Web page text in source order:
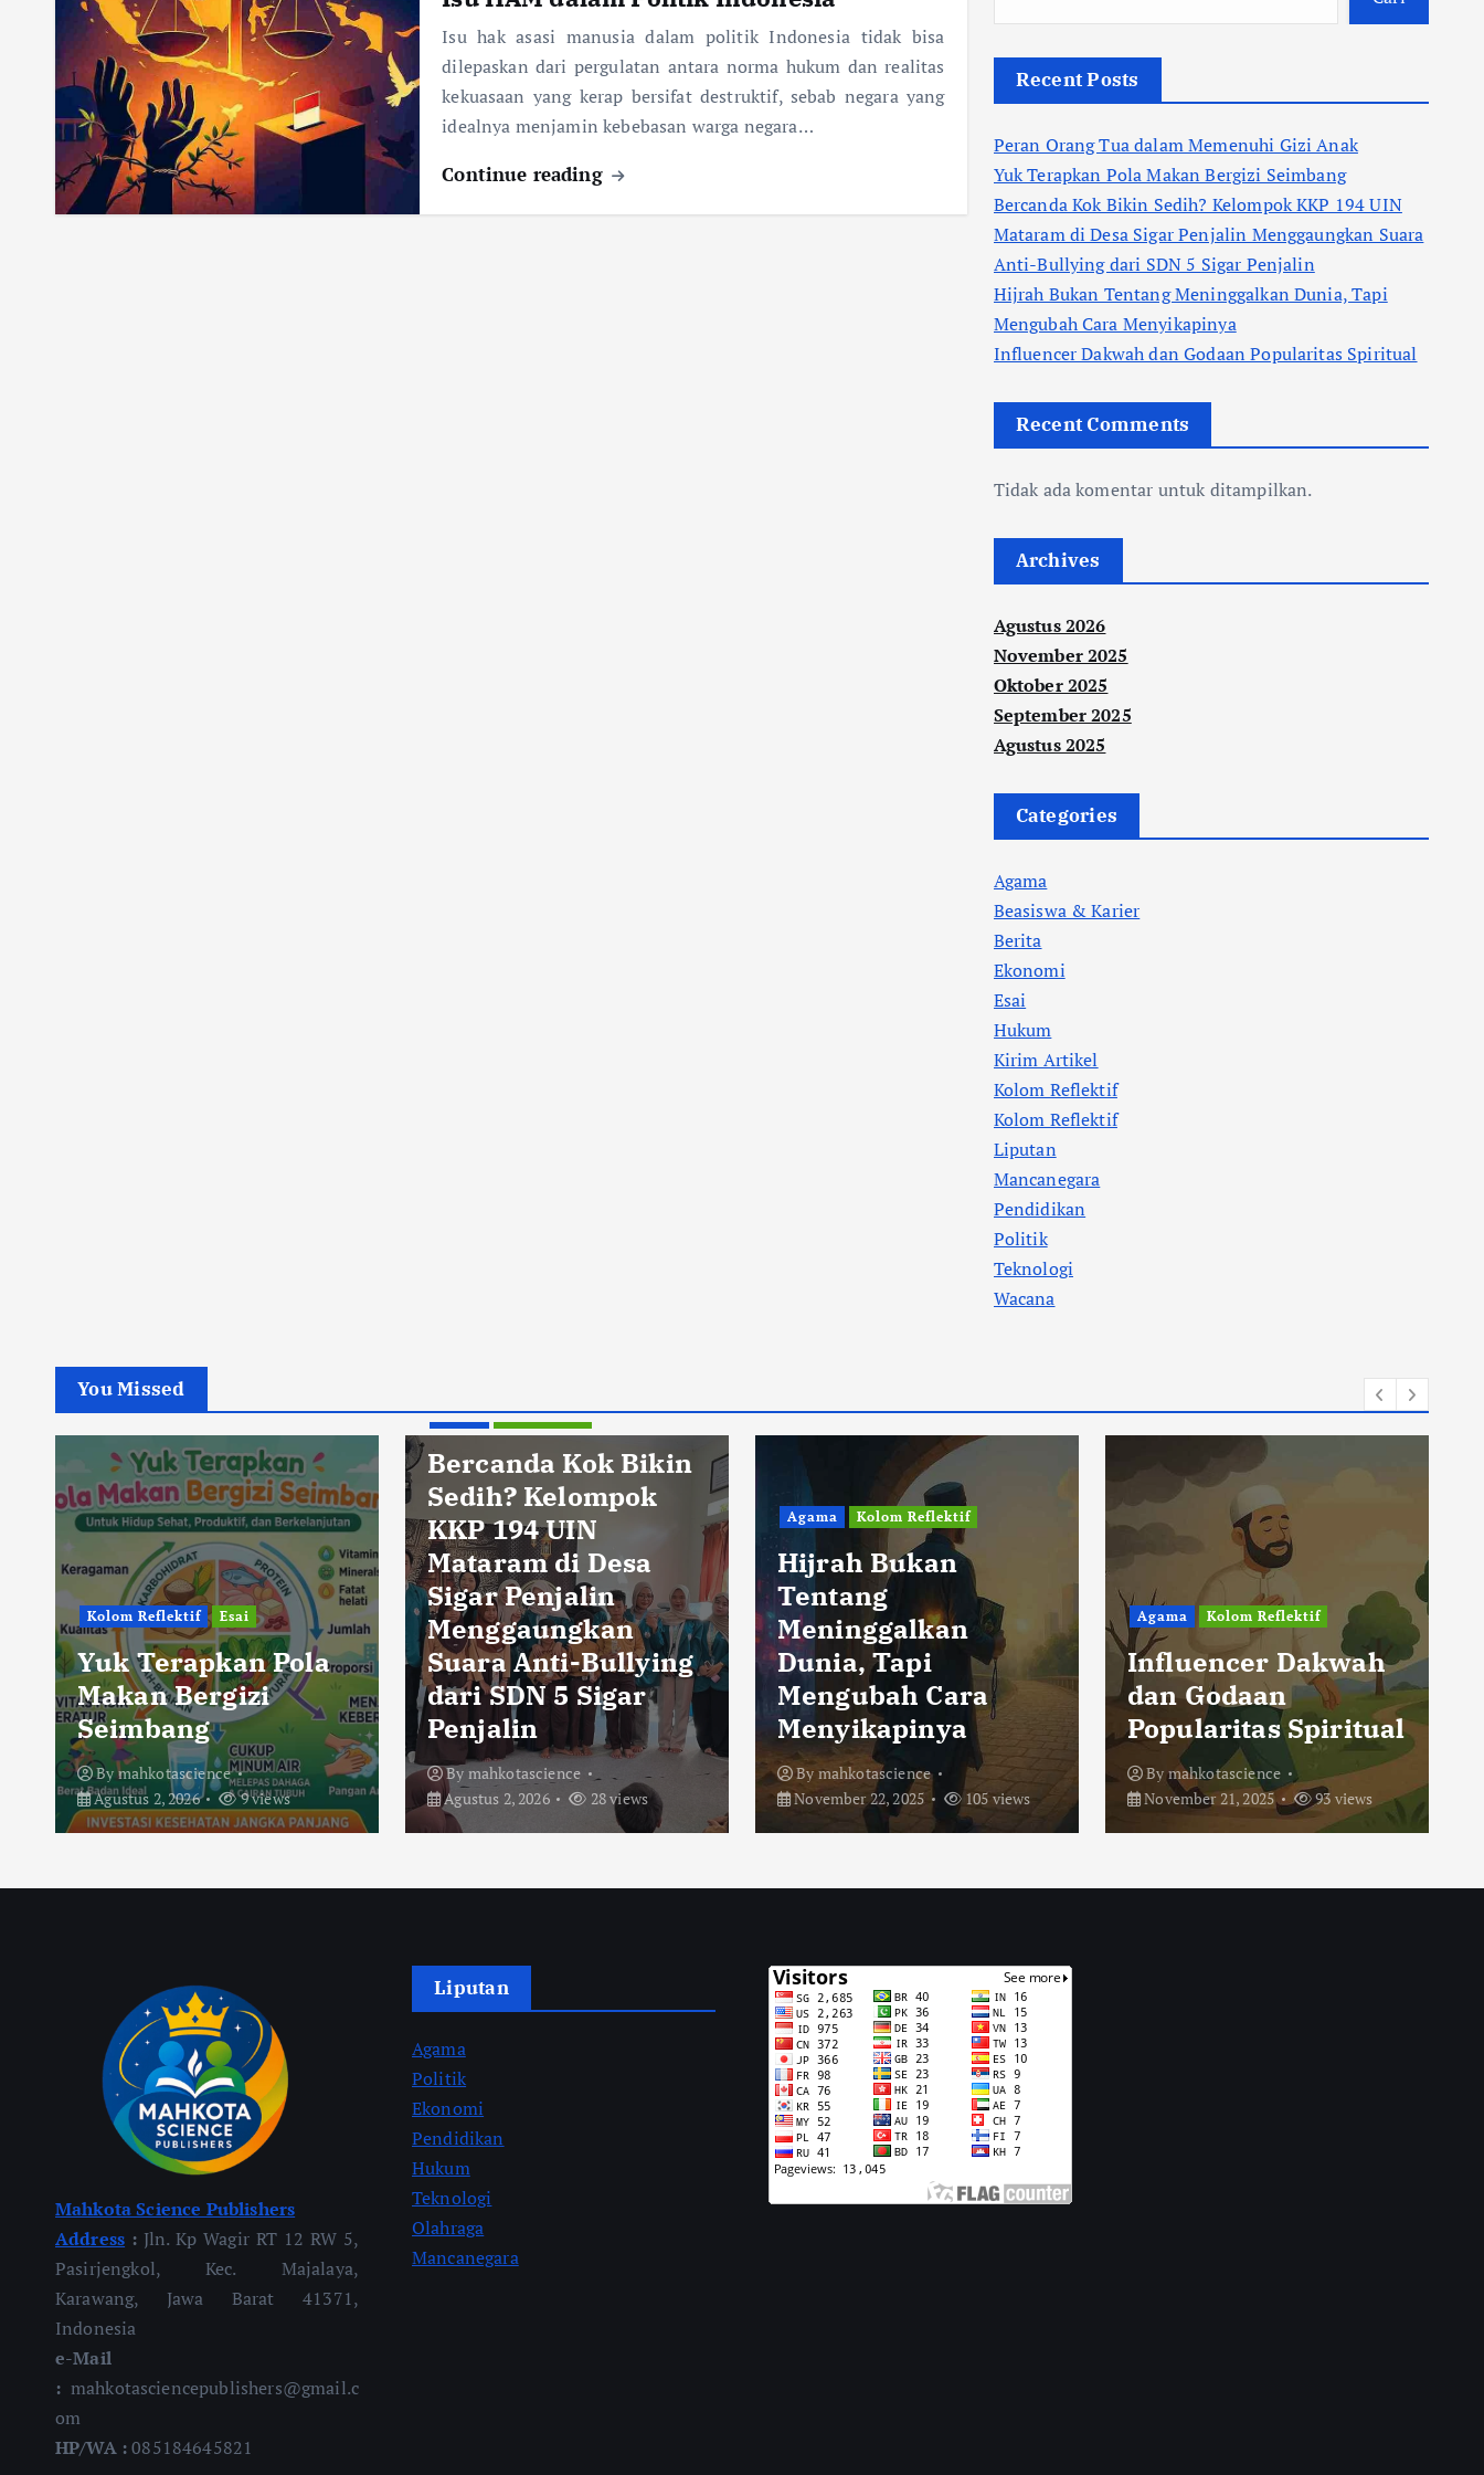
Isu hak asasi manusia dalam politik Indonesia tidak bisa
dilepaskan dari pergulatan antara norma hukum dan realitas
kekuasaan yang kerap bersifat destruktif, sebab negara yang
idealnya menjamin kebebasan warga negara…
Continue reading
Recent Posts
Peran Orang Tua dalam Memenuhi Gizi Anak
Yuk Terapkan Pola Makan Bergizi Seimbang
Bercanda Kok Bikin Sedih? Kelompok KKP 194 UIN
Mataram di Desa Sigar Penjalin Menggaungkan Suara
Anti-Bullying dari SDN 5 Sigar Penjalin
Hijrah Bukan Tentang Meninggalkan Dunia, Tapi
Mengubah Cara Menyikapinya
Influencer Dakwah dan Godaan Popularitas Spiritual
Recent Comments
Tidak ada komentar untuk ditampilkan.
Archives
Agustus 2026
November 2025
Oktober 2025
September 2025
Agustus 2025
Categories
Agama
Beasiswa & Karier
Berita
Ekonomi
Esai
Hukum
Kirim Artikel
Kolom Reflektif
Kolom Reflektif
Liputan
Mancanegara
Pendidikan
Politik
Teknologi
Wacana
You Missed
Kolom Reflektif Esai
Yuk Terapkan Pola
Makan Bergizi
Seimbang
Bymahkotascience
Agustus 2, 2026
9 views
Berita Pendidikan
Bercanda Kok Bikin
Sedih? Kelompok
KKP 194 UIN
Mataram di Desa
Sigar Penjalin
Menggaungkan
Suara Anti-Bullying
dari SDN 5 Sigar
Penjalin
By mahkotascience
Agustus 2, 2026
28 views
Agama Kolom Reflektif
Hijrah Bukan
Tentang
Meninggalkan
Dunia, Tapi
Mengubah Cara
Menyikapinya
By mahkotascience
November 22, 2025
105 views
Agama Kolom Reflektif
Influencer Dakwah
dan Godaan
Popularitas Spiritual
Bymahkotascience
November 21, 2025
93 views
Mahkota Science Publishers
Address : Jln. Kp Wagir RT 12 RW 5,
Pasirjengkol, Kec. Majalaya,
Karawang, Jawa Barat 41371,
Indonesia
e-Mail
: mahkotasciencepublishers@gmail.c
om
HP/WA :085184645821
Liputan
Agama
Politik
Ekonomi
Pendidikan
Hukum
Teknologi
Olahraga
Mancanegara